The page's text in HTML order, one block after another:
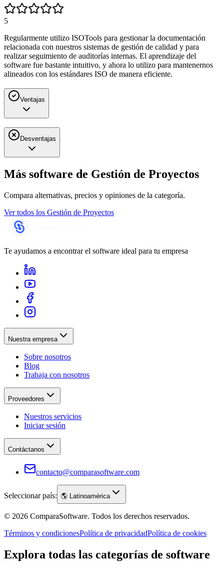
5
Regularmente utilizo ISOTools para gestionar la documentación
relacionada con nuestros sistemas de gestión de calidad y para
realizar seguimiento de auditorías internas. El aprendizaje del
software fue bastante intuitivo, y ahora lo utilizo para mantenernos
alineados con los estándares ISO de manera eficiente.
Ventajas
Desventajas
Más software de Gestión de Proyectos
Compara alternativas, precios y opiniones de la categoría.
Ver todos los Gestión de Proyectos
Te ayudamos a encontrar el software ideal para tu empresa
Nuestra empresa
Sobre nosotros
Blog
Trabaja con nosotros
Proveedores
Nuestros servicios
Iniciar sesión
Contáctanos
contacto@comparasoftware.com
Seleccionar país: 🌎 Latinoamérica
© 2026 ComparaSoftware. Todos los derechos reservados.
Términos y condicionesPolítica de privacidadPolítica de cookies
Explora todas las categorías de software